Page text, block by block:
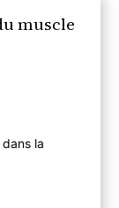
muscle
la